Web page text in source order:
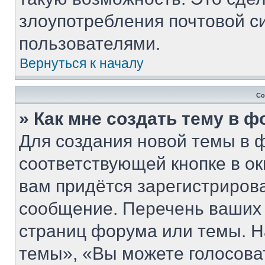
злоупотребления почтовой
пользователями.
Вернуться к началу
» Как мне создать тему в
Для создания новой темы в
соответствующей кнопке в
вам придётся
сообщение. Перечень ваших
страниц форума или темы.
темы», «Вы можете